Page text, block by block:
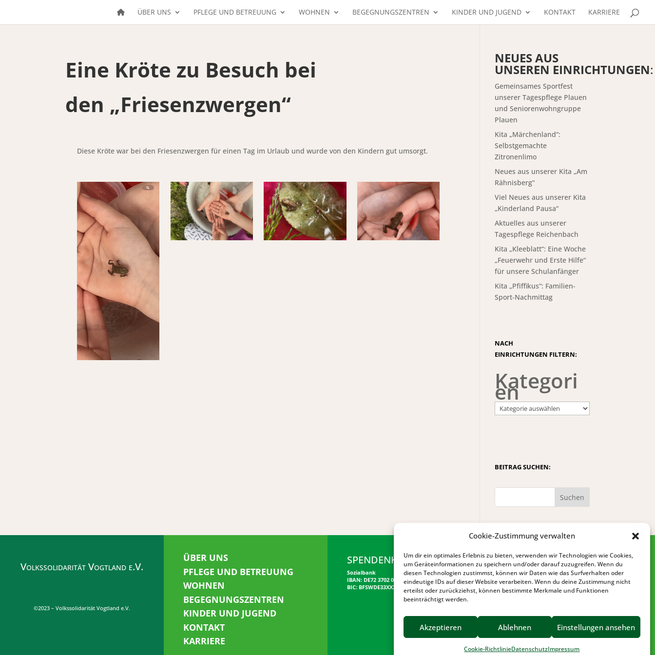
Cookie-Zustimmung verwalten
Um dir ein optimales Erlebnis zu bieten, verwenden wir Technologien wie Cookies,
um Geräteinformationen zu speichern und/oder darauf zuzugreifen. Wenn du
diesen Technologien zustimmst, können wir Daten wie das Surfverhalten oder
eindeutige IDs auf dieser Website verarbeiten. Wenn du deine Zustimmung nicht
erteilst oder zurückziehst, können bestimmte Merkmale und Funktionen
beeinträchtigt werden.
Akzeptieren Ablehnen Einstellungen ansehen
Cookie-RichtlinieDatenschutzImpressum
ÜBER UNS PFLEGE UND BETREUUNG WOHNEN BEGEGNUNGSZENTREN KINDER UND JUGEND KONTAKT KARRIERE
Eine Kröte zu Besuch bei
den „Friesenzwergen“
Diese Kröte war bei den Friesenzwergen für einen Tag im Urlaub und wurde von den Kindern gut umsorgt.
NEUES AUS
UNSEREN EINRICHTUNGEN:
Gemeinsames Sportfest
unserer Tagespflege Plauen
und Seniorenwohngruppe
Plauen
Kita „Märchenland“:
Selbstgemachte
Zitronenlimo
Neues aus unserer Kita „Am
Rähnisberg“
Viel Neues aus unserer Kita
„Kinderland Pausa“
Aktuelles aus unserer
Tagespflege Reichenbach
Kita „Kleeblatt“: Eine Woche
„Feuerwehr und Erste Hilfe“
für unsere Schulanfänger
Kita „Pfiffikus“: Familien-
Sport-Nachmittag
NACH
EINRICHTUNGEN FILTERN:
Kategori
en
BEITRAG SUCHEN:
Suchen
Volkssolidarität Vogtland e.V.
©2023 – Volkssolidarität Vogtland e.V.
ÜBER UNS
PFLEGE UND BETREUUNG
WOHNEN
BEGEGNUNGSZENTREN
KINDER UND JUGEND
KONTAKT
KARRIERE
SPENDENKONTO
Sozialbank
IBAN: DE72 3702 0500 0001 5520 00
BIC: BFSWDE33XXX
DATENSCHUTZ
BARRIEREFREIHEIT